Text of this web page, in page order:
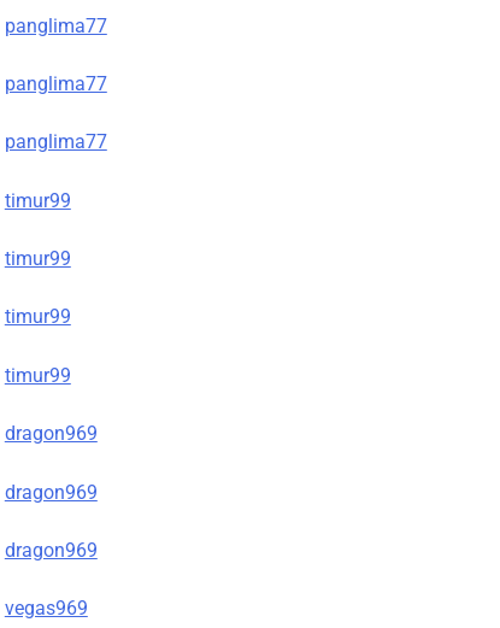
panglima77
panglima77
panglima77
timur99
timur99
timur99
timur99
dragon969
dragon969
dragon969
vegas969